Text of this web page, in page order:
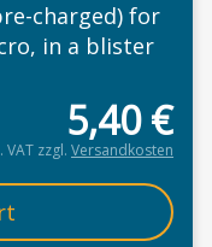
charged) for
in a blister
5,40€
VAT zzgl. Versandkosten